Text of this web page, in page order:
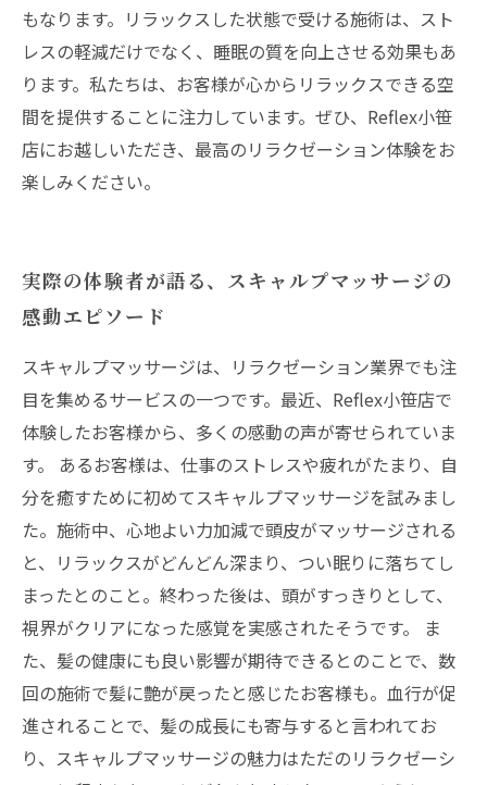
もなります。リラックスした状態で受ける施術は、スト
レスの軽減だけでなく、睡眠の質を向上させる効果もあ
ります。私たちは、お客様が心からリラックスできる空
間を提供することに注力しています。ぜひ、Reflex小笹
店にお越しいただき、最高のリラクゼーション体験をお
楽しみください。
実際の体験者が語る、スキャルプマッサージの
感動エピソード
スキャルプマッサージは、リラクゼーション業界でも注
目を集めるサービスの一つです。最近、Reflex小笹店で
体験したお客様から、多くの感動の声が寄せられていま
す。 あるお客様は、仕事のストレスや疲れがたまり、自
分を癒すために初めてスキャルプマッサージを試みまし
た。施術中、心地よい力加減で頭皮がマッサージされる
と、リラックスがどんどん深まり、つい眠りに落ちてし
まったとのこと。終わった後は、頭がすっきりとして、
視界がクリアになった感覚を実感されたそうです。 ま
た、髪の健康にも良い影響が期待できるとのことで、数
回の施術で髪に艶が戻ったと感じたお客様も。血行が促
進されることで、髪の成長にも寄与すると言われてお
り、スキャルプマッサージの魅力はただのリラクゼーシ